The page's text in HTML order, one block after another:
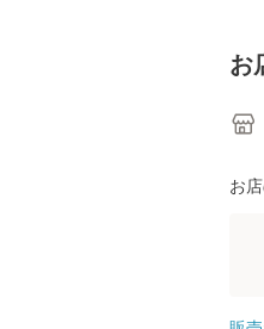
堂 [
お
お